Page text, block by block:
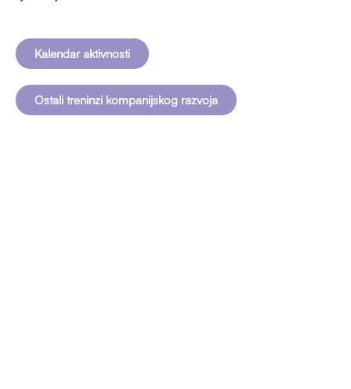
Kalendar aktivnosti
Ostali treninzi kompanijskog razvoja